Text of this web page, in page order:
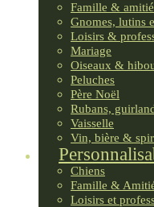
Famille &
Gnomes, lutins
Loisirs &
Mariage
Oiseaux &
Peluches
Père Noël
Rubans,
Vaisselle
Vin, bière &
Chiens
Famille &
Loisirs et